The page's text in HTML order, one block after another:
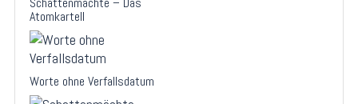
Atomkartell
Worte ohne Verfallsdatum